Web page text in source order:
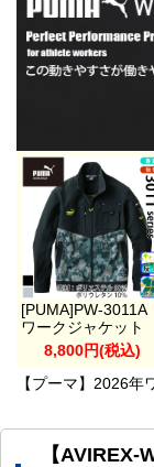
[PUMA]PW-3011A
ワークジャケット
8,800円(税込)
【プーマ】2026年
【